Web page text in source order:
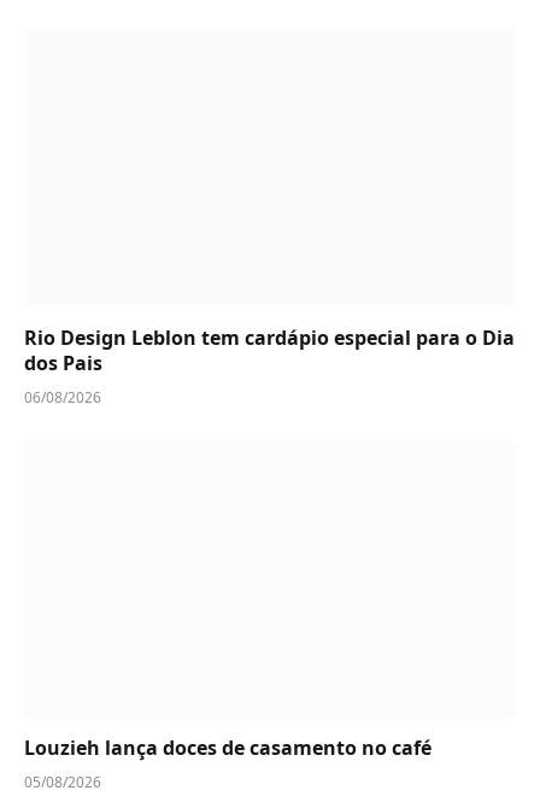
Rio Design Leblon tem cardápio especial para o Dia
dos Pais
06/08/2026
Louzieh lança doces de casamento no café
05/08/2026